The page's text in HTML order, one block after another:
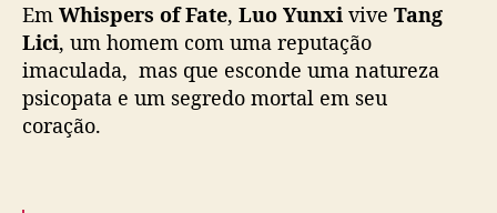
a
o
u
n
Em Whispers of Fate, Luo Yunxi vive Tang
Lici, um homem com uma reputação
imaculada, mas que esconde uma natureza
psicopata e um segredo mortal em seu
coração.